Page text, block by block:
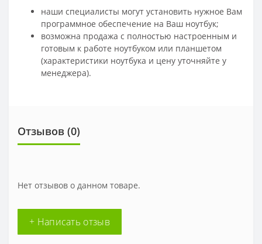
наши специалисты могут установить нужное Вам
программное обеспечение на Ваш ноутбук;
возможна продажа с полностью настроенным и
готовым к работе ноутбуком или планшетом
(характеристики ноутбука и цену уточняйте у
менеджера).
Отзывов (0)
Нет отзывов о данном товаре.
+ Написать отзыв